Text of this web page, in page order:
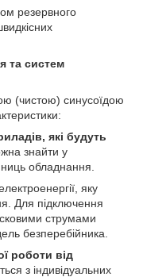
резервного
та систем
(чистою) синусоїдою
які будуть
знайти у
обладнання.
яку
Для підключення
струмами
безперебійника.
роботи від
з індивідуальних